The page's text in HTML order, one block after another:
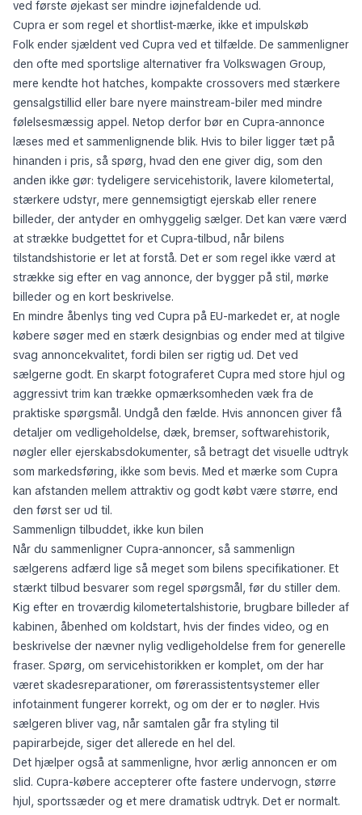
ved første øjekast ser mindre iøjnefaldende ud.
Cupra er som regel et shortlist-mærke, ikke et impulskøb
Folk ender sjældent ved Cupra ved et tilfælde. De sammenligner
den ofte med sportslige alternativer fra Volkswagen Group,
mere kendte hot hatches, kompakte crossovers med stærkere
gensalgstillid eller bare nyere mainstream-biler med mindre
følelsesmæssig appel. Netop derfor bør en Cupra-annonce
læses med et sammenlignende blik. Hvis to biler ligger tæt på
hinanden i pris, så spørg, hvad den ene giver dig, som den
anden ikke gør: tydeligere servicehistorik, lavere kilometertal,
stærkere udstyr, mere gennemsigtigt ejerskab eller renere
billeder, der antyder en omhyggelig sælger. Det kan være værd
at strække budgettet for et Cupra-tilbud, når bilens
tilstandshistorie er let at forstå. Det er som regel ikke værd at
strække sig efter en vag annonce, der bygger på stil, mørke
billeder og en kort beskrivelse.
En mindre åbenlys ting ved Cupra på EU-markedet er, at nogle
købere søger med en stærk designbias og ender med at tilgive
svag annoncekvalitet, fordi bilen ser rigtig ud. Det ved
sælgerne godt. En skarpt fotograferet Cupra med store hjul og
aggressivt trim kan trække opmærksomheden væk fra de
praktiske spørgsmål. Undgå den fælde. Hvis annoncen giver få
detaljer om vedligeholdelse, dæk, bremser, softwarehistorik,
nøgler eller ejerskabsdokumenter, så betragt det visuelle udtryk
som markedsføring, ikke som bevis. Med et mærke som Cupra
kan afstanden mellem attraktiv og godt købt være større, end
den først ser ud til.
Sammenlign tilbuddet, ikke kun bilen
Når du sammenligner Cupra-annoncer, så sammenlign
sælgerens adfærd lige så meget som bilens specifikationer. Et
stærkt tilbud besvarer som regel spørgsmål, før du stiller dem.
Kig efter en troværdig kilometertalshistorie, brugbare billeder af
kabinen, åbenhed om koldstart, hvis der findes video, og en
beskrivelse der nævner nylig vedligeholdelse frem for generelle
fraser. Spørg, om servicehistorikken er komplet, om der har
været skadesreparationer, om førerassistentsystemer eller
infotainment fungerer korrekt, og om der er to nøgler. Hvis
sælgeren bliver vag, når samtalen går fra styling til
papirarbejde, siger det allerede en hel del.
Det hjælper også at sammenligne, hvor ærlig annoncen er om
slid. Cupra-købere accepterer ofte fastere undervogn, større
hjul, sportssæder og et mere dramatisk udtryk. Det er normalt.